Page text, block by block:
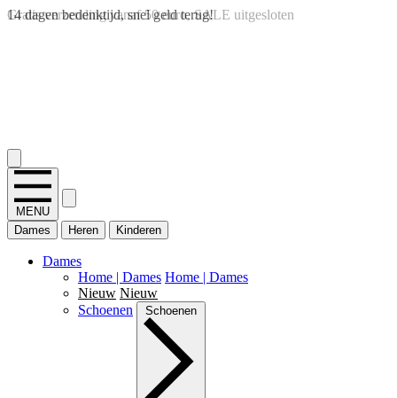
14 dagen bedenktijd, snel geld terug!
MENU
Dames
Heren Kinderen
Dames
Home | Dames Home | Dames
Nieuw Nieuw
Schoenen
Schoenen